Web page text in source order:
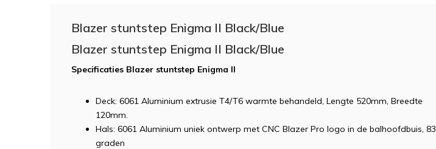
Blazer stuntstep Enigma II Black/Blue
Blazer stuntstep Enigma II Black/Blue
Specificaties Blazer stuntstep Enigma II
Deck: 6061 Aluminium extrusie T4/T6 warmte behandeld, Lengte 520mm, Breedte
120mm.
Hals: 6061 Aluminium uniek ontwerp met CNC Blazer Pro logo in de balhoofdbuis, 83
graden